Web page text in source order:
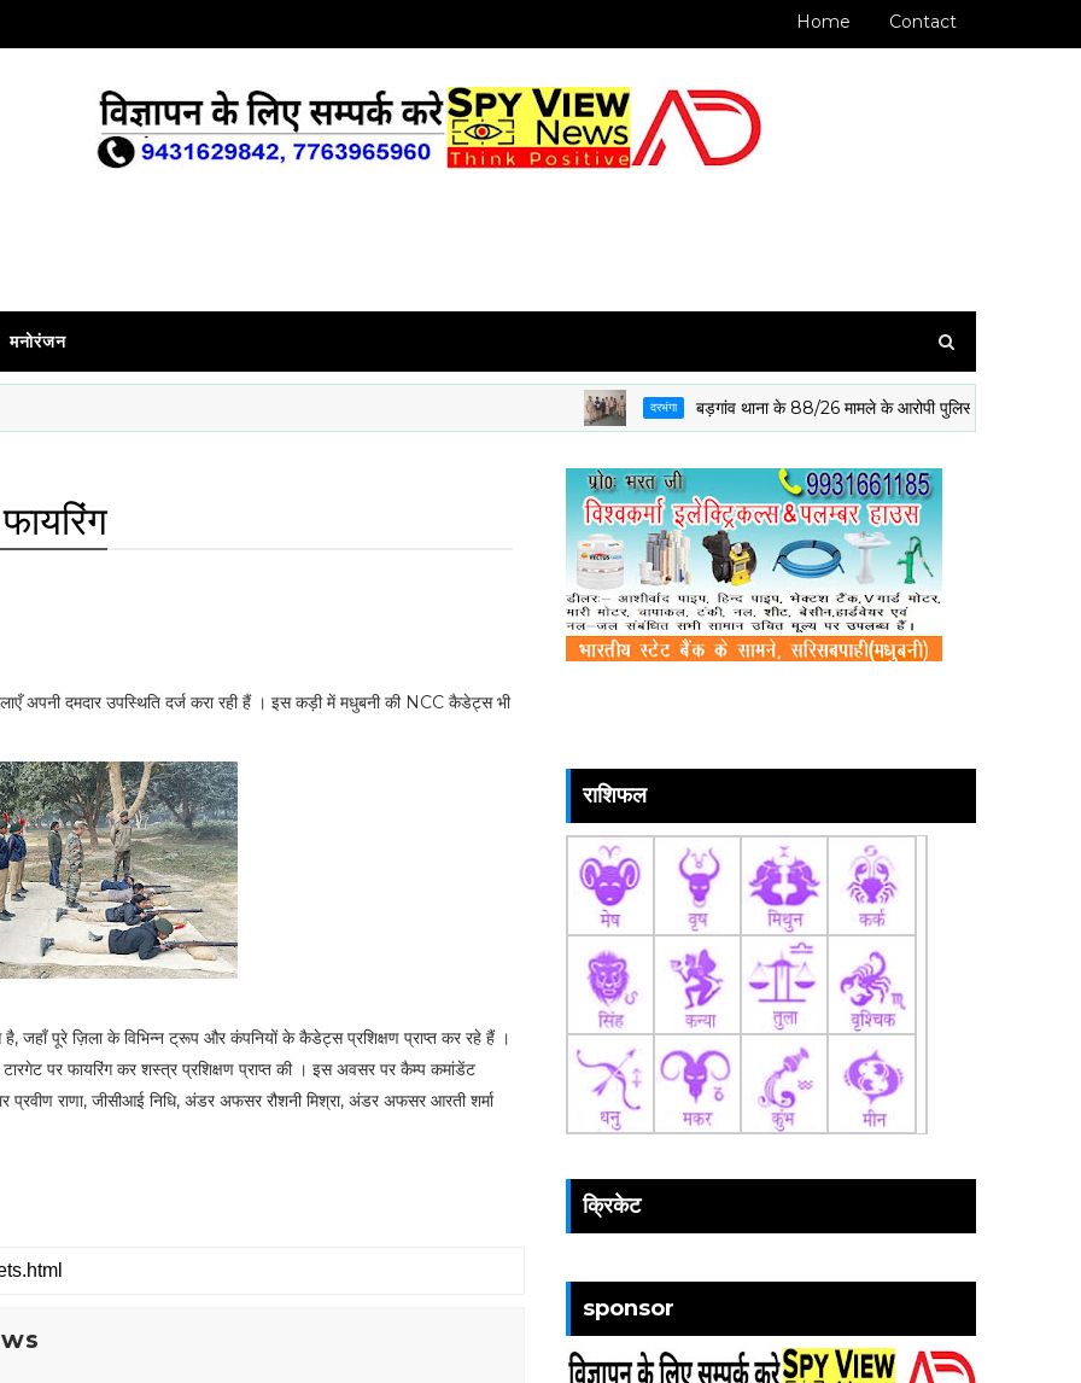
Home Contact
मनोरंजन
दरभंगा बड़गांव थाना के 88/26 मामले के आरोपी पुलिस गिरफ्त में
अपनी दमदार उपस्थिति दर्ज करा रही हैं । इस कड़ी में मधुबनी की NCC कैडेट्स भी
पूरे ज़िला के विभिन्न ट्रूप और कंपनियों के कैडेट्स प्रशिक्षण प्राप्त कर रहे हैं ।
पर फायरिंग कर शस्त्र प्रशिक्षण प्राप्त की । इस अवसर पर कैम्प कमांडेंट
प्रवीण राणा, जीसीआई निधि, अंडर अफसर रौशनी मिश्रा, अंडर अफसर आरती शर्मा
राशिफल
क्रिकेट
sponsor